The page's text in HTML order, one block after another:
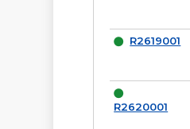
R2619001
R2620001